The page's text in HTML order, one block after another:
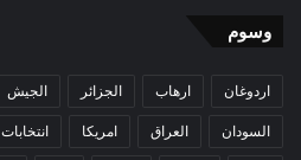
وسوم
اردوغان ارهاب الجزائر الجيش
السودان العراق امريكا انتخابات